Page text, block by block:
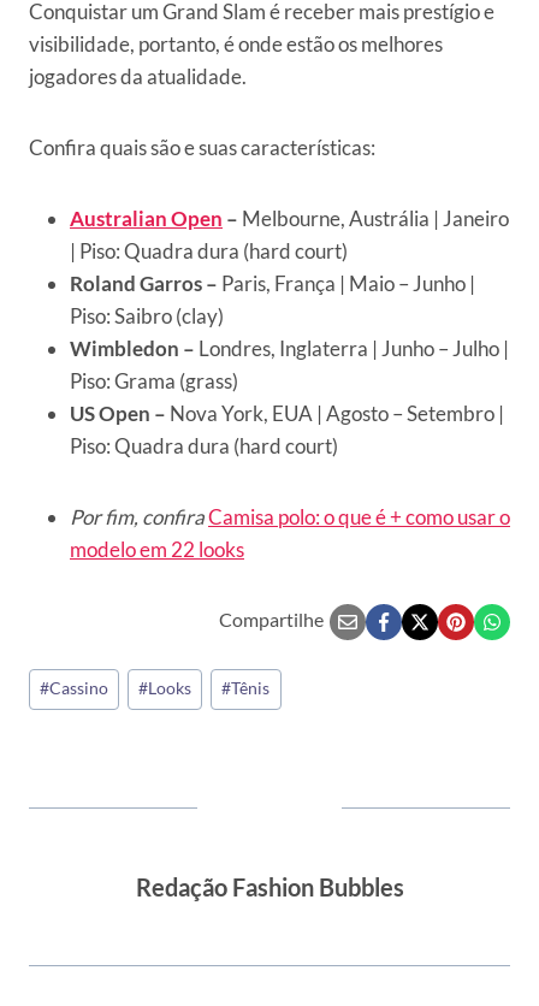
Conquistar um Grand Slam é receber mais prestígio e
visibilidade, portanto, é onde estão os melhores
jogadores da atualidade.
Confira quais são e suas características:
Australian Open – Melbourne, Austrália | Janeiro
| Piso: Quadra dura (hard court)
Roland Garros – Paris, França | Maio – Junho |
Piso: Saibro (clay)
Wimbledon – Londres, Inglaterra | Junho – Julho |
Piso: Grama (grass)
US Open – Nova York, EUA | Agosto – Setembro |
Piso: Quadra dura (hard court)
Por fim, confiraCamisa polo: o que é + como usar o
modelo em 22 looks
Compartilhe
Tags
do
#Cassino #Looks #Tênis
Redação Fashion Bubbles